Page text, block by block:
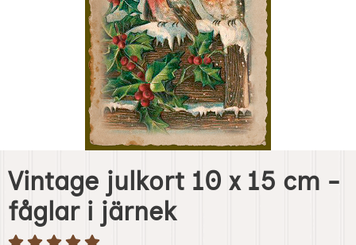
Vintage julkort 10 x 15 cm -
fåglar i järnek